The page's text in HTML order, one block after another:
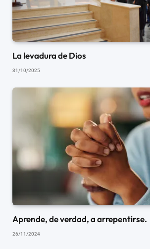
La levadura de Dios
31/10/2025
Aprende, de verdad, a arrepentirse.
26/11/2024